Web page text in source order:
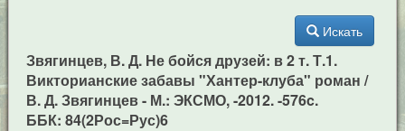
Искать
Звягинцев, В. Д. Не бойся друзей: в 2 т. Т.1.
Викторианские забавы "Хантер-клуба" роман /
В. Д. Звягинцев - М.: ЭКСМО, -2012. -576c.
ББК: 84(2Рос=Рус)6